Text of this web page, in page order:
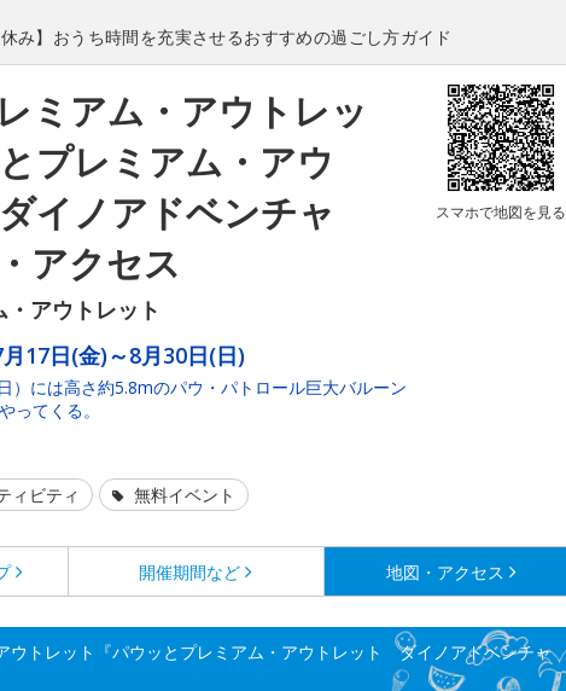
休み】おうち時間を充実させるおすすめの過ごし方ガイド
ミアム・アウトレッ
プレミアム・アウ
イノアドベンチャ
アクセス
アウトレット
スマホで地図を見る
17日(金)～8月30日(日)
）には高さ約5.8mのパウ・パトロール巨大バルーン
ってくる。
ィビティ 無料イベント
開催期間など 地図・アクセス
ウトレット『パウッとプレミアム・アウトレット ダイノアドベンチャ